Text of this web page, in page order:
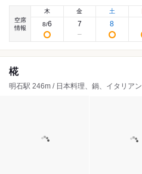
空席
情報
木
8/6
金
7
土
8
椛
明石駅 246m / 日本料理、鍋、イタリアン